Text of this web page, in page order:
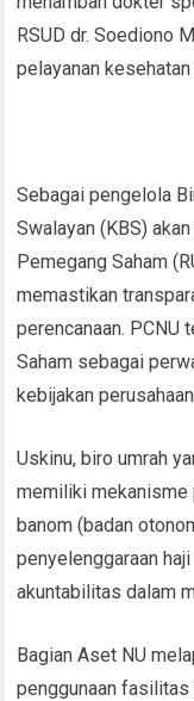
RSUD dr. Soediono
pelayanan
Sebagai pengelola
Swalayan (KBS)
Pemegang Saham
memastikan
perencanaan. PCNU
Saham sebagai
kebijakan
Uskinu, biro umrah
memiliki mekanisme
banom (badan
penyelenggaraan
akuntabilitas dalam
Bagian Aset NU
penggunaan fasilitas